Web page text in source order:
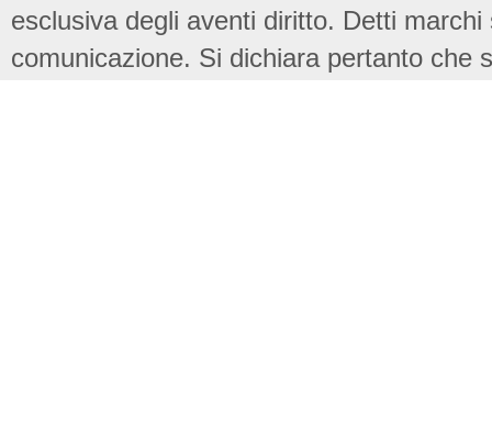
esclusiva degli aventi diritto. Detti
comunicazione. Si dichiara pertanto che